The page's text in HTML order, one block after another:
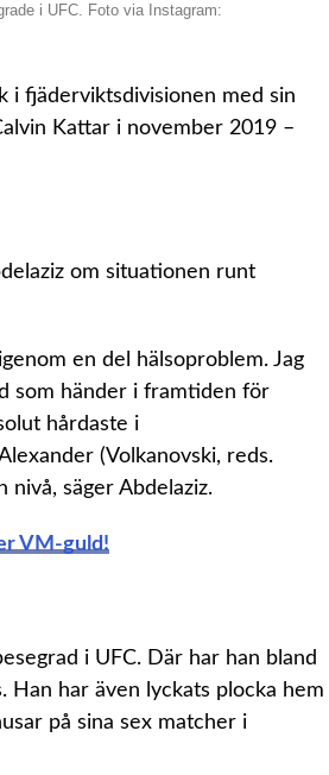
i UFC. Foto via Instagram:
i fjäderviktsdivisionen med sin
Kattar i november 2019 –
om situationen runt
en del hälsoproblem. Jag
som händer i framtiden för
hårdaste i
(Volkanovski, reds.
säger Abdelaziz.
VM-guld!
i UFC. Där har han bland
Han har även lyckats plocka hem
på sina sex matcher i